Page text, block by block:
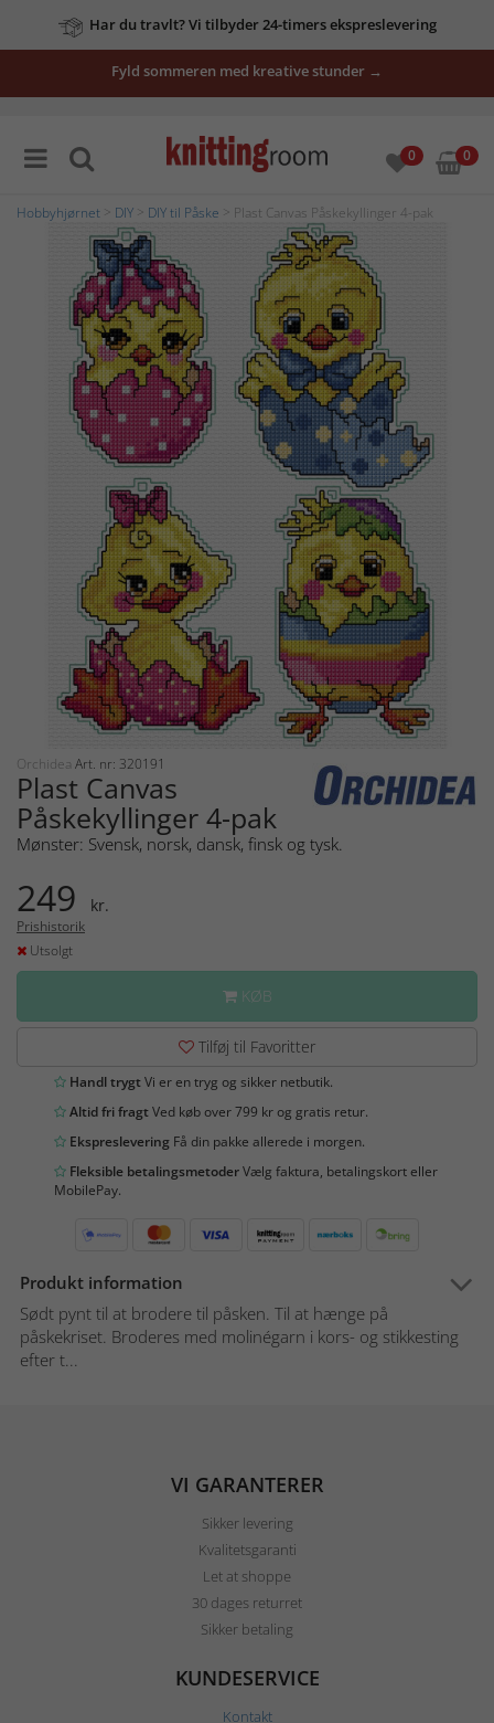
Har du travlt? Vi tilbyder 24-timers ekspreslevering
Fyld sommeren med kreative stunder →
0 0
Hobbyhjørnet DIY DIY til Påske > Plast Canvas Påskekyllinger 4-pak
Orchidea Art. nr: 320191
Plast Canvas
Påskekyllinger 4-pak
Mønster: Svensk, norsk, dansk, finsk og tysk.
249 kr.
Prishistorik
Utsolgt
KØB
Tilføj til Favoritter
Handl trygtVi er en tryg og sikker netbutik.
Altid fri fragtVed køb over 799 kr og gratis retur.
Ekspreslevering Få din pakke allerede i morgen.
Fleksible betalingsmetoderVælg faktura, betalingskort eller
MobilePay.
Produkt information
Sødt pynt til at brodere til påsken. Til at hænge på
påskekriset. Broderes med molinégarn i kors- og stikkesting
efter t...
VI GARANTERER
Sikker levering
Kvalitetsgaranti
Let at shoppe
30 dages returret
Sikker betaling
KUNDESERVICE
Kontakt